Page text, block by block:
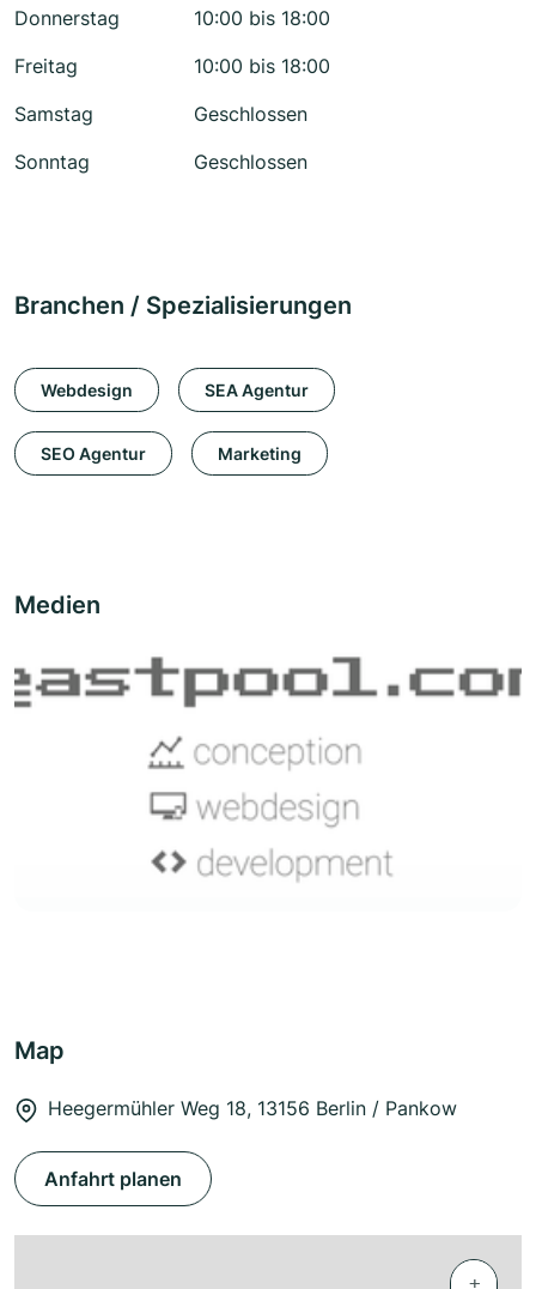
Donnerstag
10:00 bis 18:00
Freitag
10:00 bis 18:00
Samstag
Geschlossen
Sonntag
Geschlossen
Branchen / Spezialisierungen
Webdesign SEA Agentur
SEO Agentur Marketing
Medien
Map
Heegermühler Weg 18, 13156 Berlin / Pankow
Anfahrt planen
+